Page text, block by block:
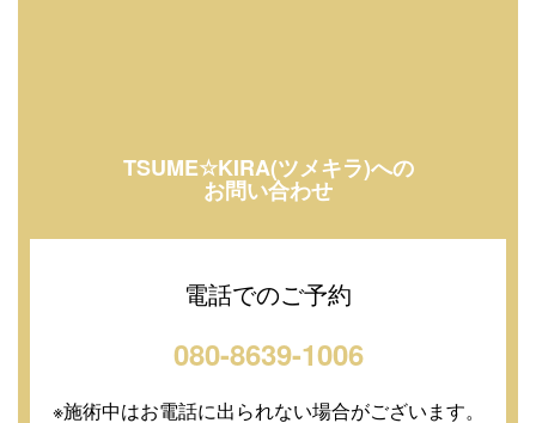
TSUME☆KIRA(ツメキラ)への
お問い合わせ
電話でのご予約
080-8639-1006
※施術中はお電話に出られない場合がございます。